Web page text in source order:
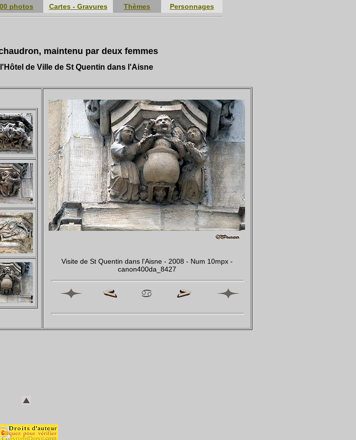
photos Cartes - Gravures Thèmes Personnages
maintenu par deux femmes
de Ville de St Quentin dans l'Aisne
Visite de St Quentin dans l'Aisne - 2008 - Num 10mpx -
canon400da_8427